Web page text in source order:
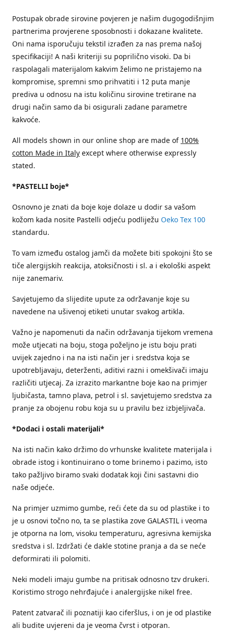
Postupak obrade sirovine povjeren je našim dugogodišnjim
partnerima provjerene sposobnosti i dokazane kvalitete.
Oni nama isporučuju tekstil izrađen za nas prema našoj
specifikaciji! A naši kriteriji su poprilično visoki. Da bi
raspolagali materijalom kakvim želimo ne pristajemo na
kompromise, spremni smo prihvatiti i 12 puta manje
prediva u odnosu na istu količinu sirovine tretirane na
drugi način samo da bi osigurali zadane parametre
kakvoće.
All models shown in our online shop are made of 100%
cotton Made in Italy except where otherwise expressly
stated.
*PASTELLI boje*
Osnovno je znati da boje koje dolaze u dodir sa vašom
kožom kada nosite Pastelli odjeću podliježu Oeko Tex 100
standardu.
To vam između ostalog jamči da možete biti spokojni što se
tiče alergijskih reakcija, atoksičnosti i sl. a i ekološki aspekt
nije zanemariv.
Savjetujemo da slijedite upute za održavanje koje su
navedene na ušivenoj etiketi unutar svakog artikla.
Važno je napomenuti da način održavanja tijekom vremena
može utjecati na boju, stoga poželjno je istu boju prati
uvijek zajedno i na na isti način jer i sredstva koja se
upotrebljavaju, deterženti, aditivi razni i omekšivači imaju
različiti utjecaj. Za izrazito markantne boje kao na primjer
ljubičasta, tamno plava, petrol i sl. savjetujemo sredstva za
pranje za obojenu robu koja su u pravilu bez izbjeljivača.
*Dodaci i ostali materijali*
Na isti način kako držimo do vrhunske kvalitete materijala i
obrade istog i kontinuirano o tome brinemo i pazimo, isto
tako pažljivo biramo svaki dodatak koji čini sastavni dio
naše odjeće.
Na primjer uzmimo gumbe, reći ćete da su od plastike i to
je u osnovi točno no, ta se plastika zove GALASTIL i veoma
je otporna na lom, visoku temperaturu, agresivna kemijska
sredstva i sl. Izdržati će dakle stotine pranja a da se neće
deformirati ili polomiti.
Neki modeli imaju gumbe na pritisak odnosno tzv drukeri.
Koristimo strogo nehrđajuće i analergijske nikel free.
Patent zatvarač ili poznatiji kao ciferšlus, i on je od plastike
ali budite uvjereni da je veoma čvrst i otporan.